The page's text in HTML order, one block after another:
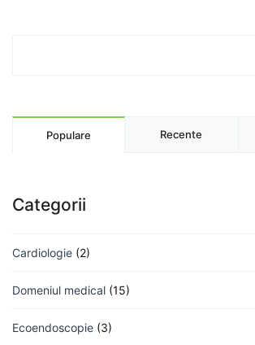
Populare Recente
Categorii
Cardiologie (2)
Domeniul medical (15)
Ecoendoscopie (3)